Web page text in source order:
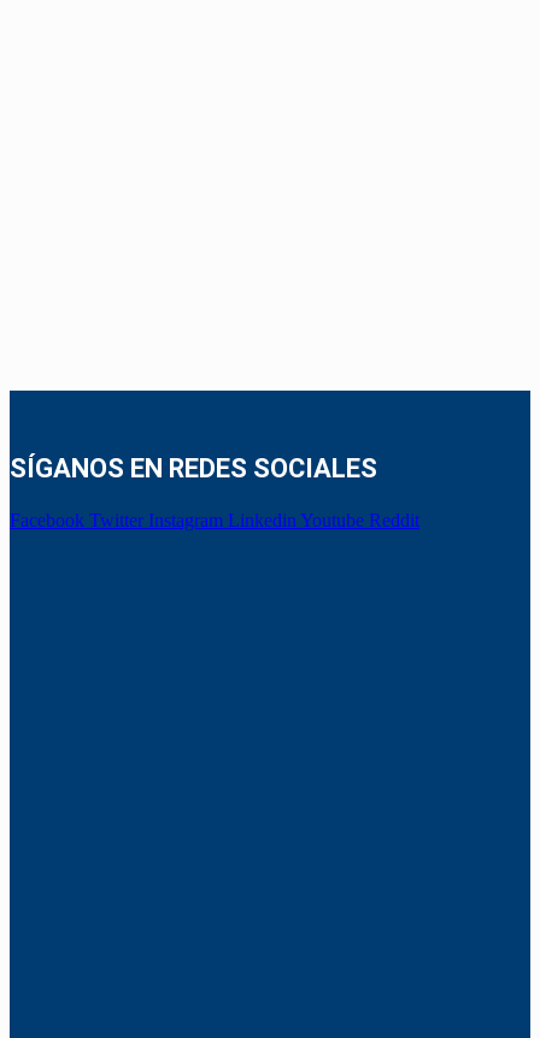
SÍGANOS EN REDES SOCIALES
Facebook Twitter Instagram Linkedin Youtube Reddit